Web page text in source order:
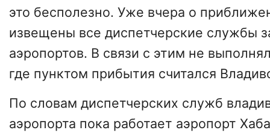
это бесполезно. Уже вчера о
извещены все диспетчерские службы
аэропортов. В связи с этим не
где пунктом прибытия считался
По словам диспетчерских служб
аэропорта пока работает аэропорт